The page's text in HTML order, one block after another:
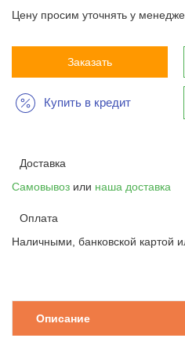
Цену просим уточнять у
Заказать
Купить в кредит
Доставка
Самовывоз или наша доставка
Оплата
Наличными, банковской картой
Описание